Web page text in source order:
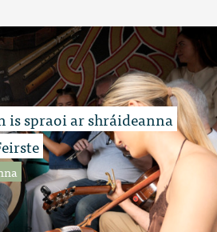
is spraoi ar shráideanna